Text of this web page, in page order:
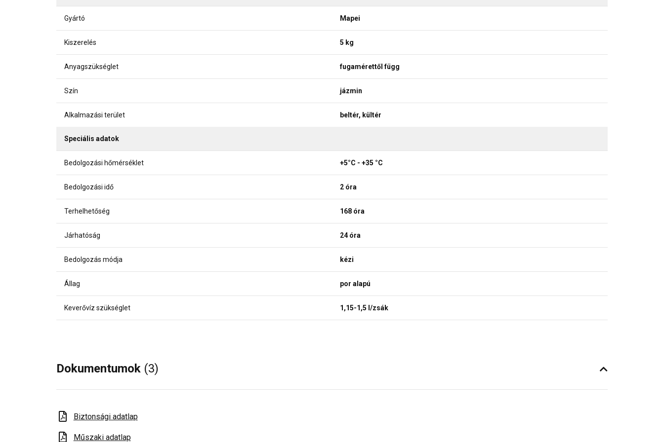
Gyártó Mapei
Kiszerelés 5 kg
Anyagszükséglet fugamérettől függ
Szín jázmin
Alkalmazási terület beltér, kültér
Speciális adatok
Bedolgozási hőmérséklet +5°C - +35 °C
Bedolgozási idő 2 óra
Terhelhetőség 168 óra
Járhatóság 24 óra
Bedolgozás módja kézi
Állag por alapú
Keverővíz szükséglet 1,15-1,5 l/zsák
Dokumentumok (3)
Biztonsági adatlap
Műszaki adatlap